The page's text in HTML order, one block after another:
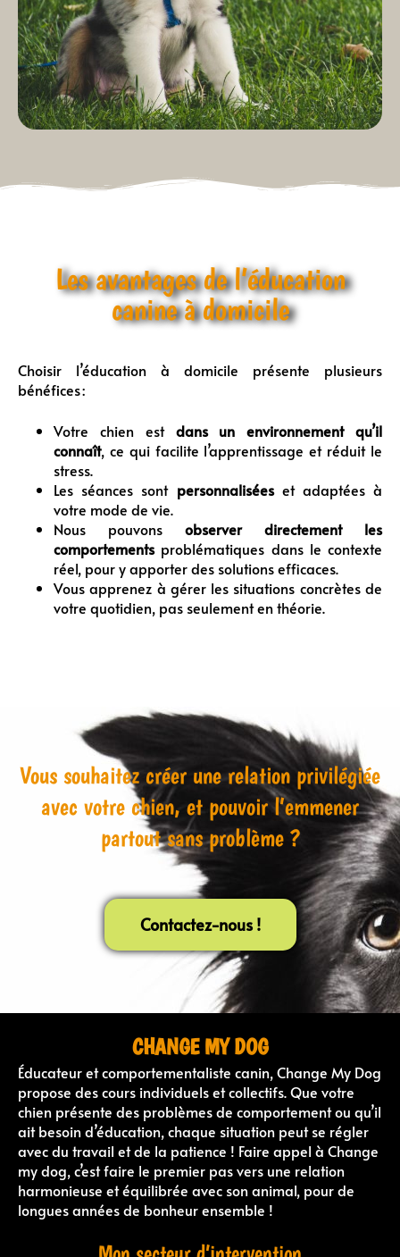
Les avantages de l’éducation
canine à domicile
Choisir l’éducation à domicile présente plusieurs
bénéfices :
Votre chien est dans un environnement qu’il
connaît, ce qui facilite l’apprentissage et réduit le
stress.
Les séances sont personnaliséeset adaptées à
votre mode de vie.
Nous pouvons observer directement les
comportementsproblématiques dans le contexte
réel, pour y apporter des solutions efficaces.
Vous apprenez à gérer les situations concrètes de
votre quotidien, pas seulement en théorie.
Vous souhaitez créer une relation privilégiée
avec votre chien, et pouvoir l’emmener
partout sans problème ?
Contactez-nous !
CHANGE MY DOG
Éducateur et comportementaliste canin, Change My Dog
propose des cours individuels et collectifs. Que votre
chien présente des problèmes de comportement ou qu’il
ait besoin d’éducation, chaque situation peut se régler
avec du travail et de la patience ! Faire appel à Change
my dog, c’est faire le premier pas vers une relation
harmonieuse et équilibrée avec son animal, pour de
longues années de bonheur ensemble !